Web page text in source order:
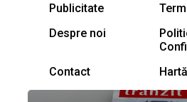
Publicitate
Despre noi
Contact